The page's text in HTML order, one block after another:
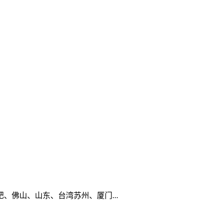
佛山、山东、台湾苏州、厦门...